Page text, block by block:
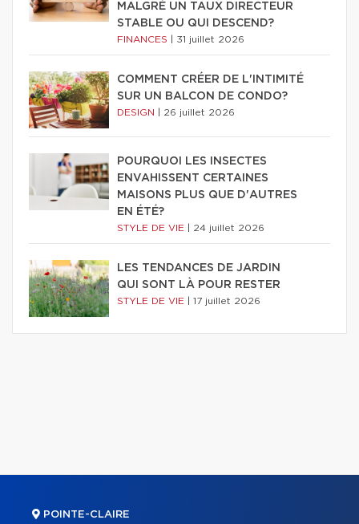
MALGRÉ UN TAUX DIRECTEUR
STABLE OU QUI DESCEND?
FINANCES 31 juillet 2026
COMMENT CRÉER DE L'INTIMITÉ
SUR UN BALCON DE CONDO?
DESIGN 26 juillet 2026
POURQUOI LES INSECTES
ENVAHISSENT CERTAINES
MAISONS PLUS QUE D'AUTRES
EN ÉTÉ?
STYLE DE VIE 24 juillet 2026
LES TENDANCES DE JARDIN
QUI SONT LÀ POUR RESTER
STYLE DE VIE 17 juillet 2026
POINTE-CLAIRE